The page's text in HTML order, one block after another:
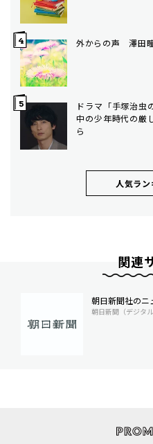
外からの声 澤田
ドラマ「手塚治
中の少年時代の厳
ら
人気ラ
関連
朝日新聞社のニ
朝日新聞（デジタル